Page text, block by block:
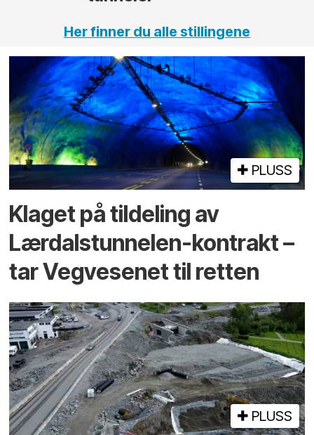
Her finner du alle stillingene
PLUSS
Klaget på tildeling av
Lærdalstunnelen-kontrakt –
tar Vegvesenet til retten
PLUSS